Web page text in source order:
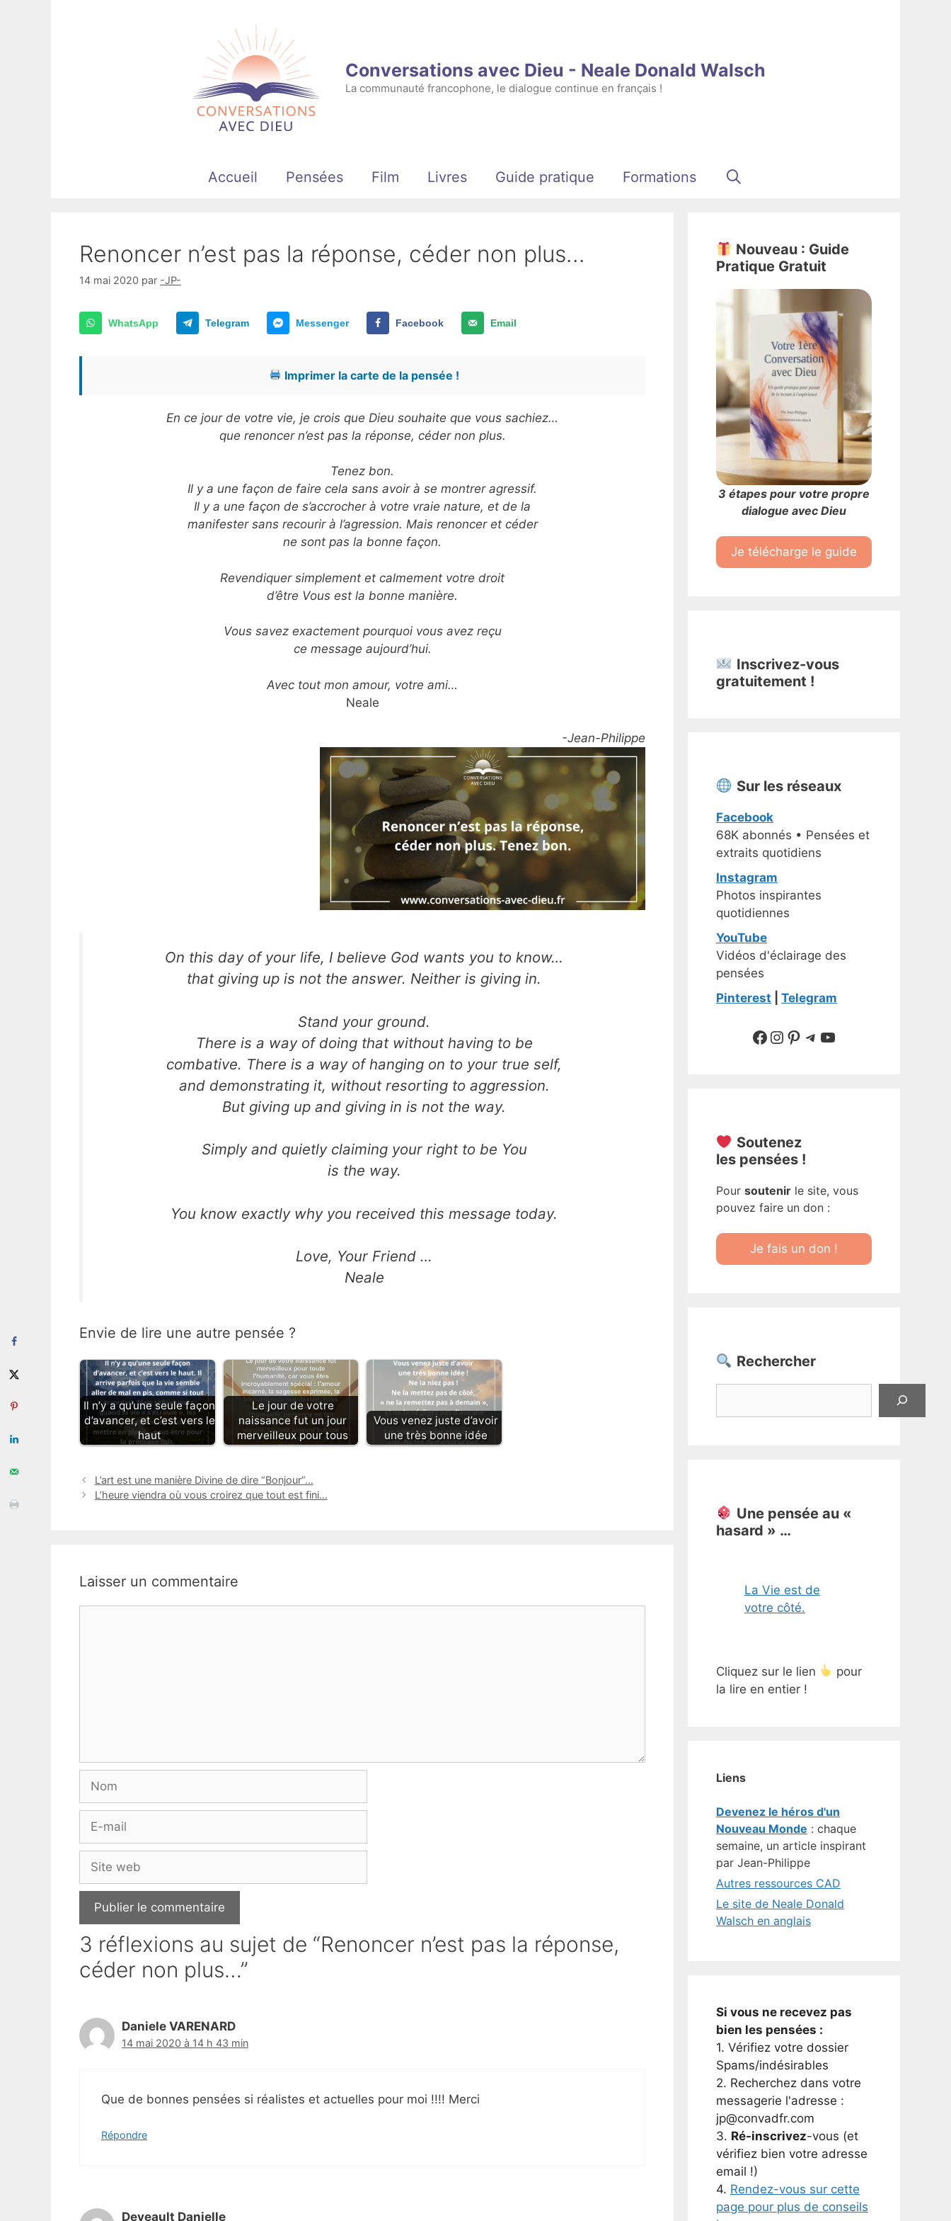
Conversations avec Dieu - Neale Donald Walsch
La communauté francophone, le dialogue continue en français !
Accueil Pensées Film Livres Guide pratique Formations
Renoncer n’est pas la réponse, céder non plus…
14 mai 2020 par -JP-
WhatsApp Telegram Messenger Facebook Email
Imprimer la carte de la pensée !
En ce jour de votre vie, je crois que Dieu souhaite que vous sachiez…
que renoncer n’est pas la réponse, céder non plus.
Tenez bon.
Il y a une façon de faire cela sans avoir à se montrer agressif.
Il y a une façon de s’accrocher à votre vraie nature, et de la
manifester sans recourir à l’agression. Mais renoncer et céder
ne sont pas la bonne façon.
Revendiquer simplement et calmement votre droit
d’être Vous est la bonne manière.
Vous savez exactement pourquoi vous avez reçu
ce message aujourd’hui.
Avec tout mon amour, votre ami…
Neale
-Jean-Philippe
On this day of your life, I believe God wants you to know…
that giving up is not the answer. Neither is giving in.
Stand your ground.
There is a way of doing that without having to be
combative. There is a way of hanging on to your true self,
and demonstrating it, without resorting to aggression.
But giving up and giving in is not the way.
Simply and quietly claiming your right to be You
is the way.
You know exactly why you received this message today.
Love, Your Friend …
Neale
Envie de lire une autre pensée ?
Il n’y a qu’une seule façon
d’avancer, et c’est vers le
haut
Le jour de votre
naissance fut un jour
merveilleux pour tous
Vous venez juste d’avoir
une très bonne idée
L’art est une manière Divine de dire “Bonjour”…
L’heure viendra où vous croirez que tout est fini…
Laisser un commentaire
Nom
Site
web
3 réflexions au sujet de “Renoncer n’est pas la réponse,
céder non plus…”
Daniele VARENARD
14 mai 2020 à 14 h 43 min
Que de bonnes pensées si réalistes et actuelles pour moi !!!! Merci
Répondre
Deveault Danielle
Nouveau : Guide
Pratique Gratuit
3 étapes pour votre propre
dialogue avec Dieu
Je télécharge le guide
Inscrivez-vous
gratuitement !
Sur les réseaux
Facebook
68K abonnés • Pensées et
extraits quotidiens
Instagram
Photos inspirantes
quotidiennes
YouTube
Vidéos d'éclairage des
pensées
Pinterest
Telegram
Suivre sur Facebook
Suivre sur Instagram
Pinterest
Sur Telegram
YouTube
Soutenez
les pensées !
Pour soutenir le site, vous
pouvez faire un don :
Je fais un don !
Rechercher
Une pensée au «
hasard » …
La Vie est de
votre côté.
Cliquez sur le lien
pour
la lire en entier !
Liens
Devenez le héros d'un
Nouveau Monde : chaque
semaine, un article inspirant
par Jean-Philippe
Autres ressources CAD
Le site de Neale Donald
Walsch en anglais
Si vous ne recevez pas
bien les pensées :
1. Vérifiez votre dossier
Spams/indésirables
2. Recherchez dans votre
messagerie l'adresse :
jp@convadfr.com
3. Ré-inscrivez-vous (et
vérifiez bien votre adresse
email !)
4. Rendez-vous sur cette
page pour plus de conseils